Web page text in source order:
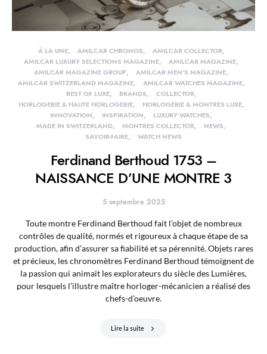
À LA UNE AMILCAR CHRONOS
AMILCAR COLLECTOR
AMILCAR LUXURY SELECTIONS MAGAZINE
AMILCAR MAGAZINE
AMILCAR MAGAZINE GROUP
AMILCAR MEN'S MAGAZINE
AMILCAR SWITZERLAND MAGAZINE
AMILCAR WATCHES MAGAZINE
BEST OF LUXE
BRANDS
COLLECTOR
HORLOGERIE & HAUTE HORLOGERIE
HORLOGERIE & MONTRES LUXE
INNOVATION
INSPIRATION
LUXURY WATCHES
MADE IN SWITZERLAND
MONTRES COLLECTOR
NEWS
SAVOIR-FAIRE
WATCH NEWS
Ferdinand Berthoud 1753 –
NAISSANCE D’UNE MONTRE 3
5 septembre 2025
Toute montre Ferdinand Berthoud fait l’objet de nombreux
contrôles de qualité, normés et rigoureux à chaque étape de sa
production, afin d’assurer sa fiabilité et sa pérennité. Objets rares
et précieux, les chronomètres Ferdinand Berthoud témoignent de
la passion qui animait les explorateurs du siècle des Lumières,
pour lesquels l’illustre maître horloger-mécanicien a réalisé des
chefs-d’oeuvre.
Lire la suite